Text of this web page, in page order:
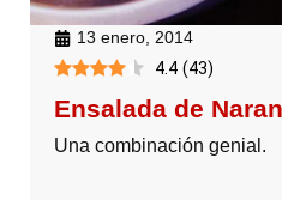
13 enero, 2014
4.4 (43)
Ensalada de
Una combinación genial.